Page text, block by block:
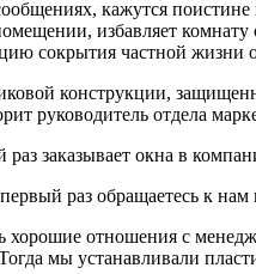
кажутся
избавляет
сокрытия частной жизни
конструкции,
руководитель отдела
заказывает окна в
раз обращаетесь к нам
отношения с
мы устанавливали